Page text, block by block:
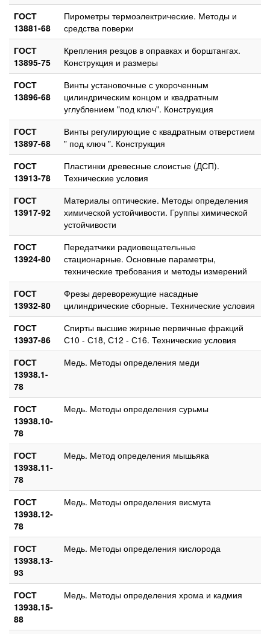
ГОСТ
13881-68
Пирометры термоэлектрические. Методы и
средства поверки
ГОСТ
13895-75
Крепления резцов в оправках и борштангах.
Конструкция и размеры
ГОСТ
13896-68
Винты установочные с укороченным
цилиндрическим концом и квадратным
углублением "под ключ". Конструкция
ГОСТ
13897-68
Винты регулирующие с квадратным отверстием
" под ключ ". Конструкция
ГОСТ
13913-78
Пластинки древесные слоистые (ДСП).
Технические условия
ГОСТ
13917-92
Материалы оптические. Методы определения
химической устойчивости. Группы химической
устойчивости
ГОСТ
13924-80
Передатчики радиовещательные
стационарные. Основные параметры,
технические требования и методы измерений
ГОСТ
13932-80
Фрезы дереворежущие насадные
цилиндрические сборные. Технические условия
ГОСТ
13937-86
Спирты высшие жирные первичные фракций
С10 - С18, С12 - С16. Технические условия
ГОСТ
13938.1-
78
Медь. Методы определения меди
ГОСТ
13938.10-
78
Медь. Методы определения сурьмы
ГОСТ
13938.11-
78
Медь. Метод определения мышьяка
ГОСТ
13938.12-
78
Медь. Методы определения висмута
ГОСТ
13938.13-
93
Медь. Методы определения кислорода
ГОСТ
13938.15-
88
Медь. Методы определения хрома и кадмия